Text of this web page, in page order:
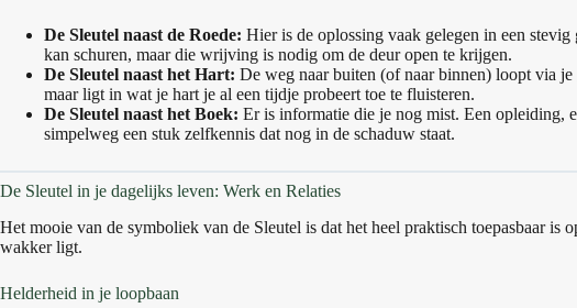
De Sleutel naast de Roede: Hier is de oplossing vaak gelegen in een
kan schuren, maar die wrijving is nodig om de deur open te krijgen.
De Sleutel naast het Hart: De weg naar buiten (of naar binnen) loopt via
maar ligt in wat je hart je al een tijdje probeert toe te fluisteren.
De Sleutel naast het Boek: Er is informatie die je nog mist. Een opleiding,
simpelweg een stuk zelfkennis dat nog in de schaduw staat.
De Sleutel in je dagelijks leven: Werk en Relaties
Het mooie van de symboliek van de Sleutel is dat het heel praktisch toepasbaar is
wakker ligt.
Helderheid in je loopbaan